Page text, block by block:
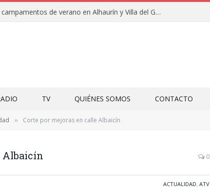
Clausuras de los campamentos de verano en Alhaurín y Villa del Guadalhorce 2026
TV QUIÉNES SOMOS CONTACTO
» Corte por mejoras en calle Albaicín
Albaicín 0
ACTUALIDAD, ATV